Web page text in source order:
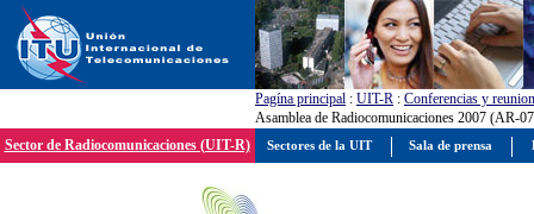
Pagína principal : UIT-R : Conferencias y
Asamblea de Radiocomunicaciones 2007 (AR-
Sector de Radiocomunicaciones (UIT-R)
Sectores de la UIT Sala de prensa